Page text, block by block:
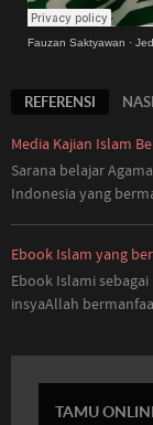
Fauzan Saktyawan ·
REFERENSI
Media Kajian Islam
Sarana belajar
Indonesia yang
Ebook Islam yang
Ebook Islami
insyaAllah
TAMU